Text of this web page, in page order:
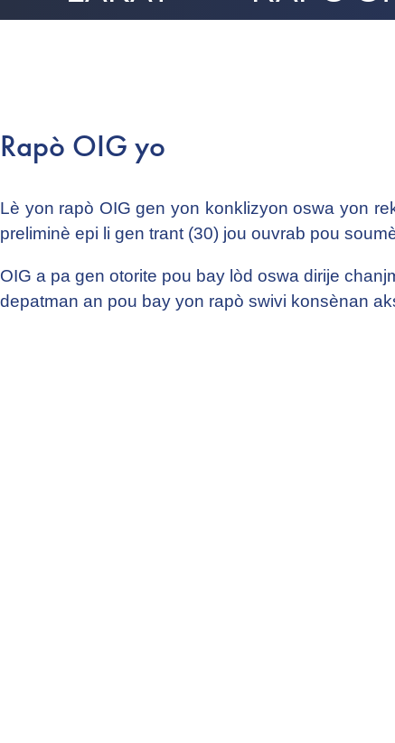
Rapò OIG yo
Lè yon rapò OIG gen yon konklizyon oswa yon
preliminè epi li gen trant (30) jou ouvrab pou
OIG a pa gen otorite pou bay lòd oswa dirije
depatman an pou bay yon rapò swivi konsènan